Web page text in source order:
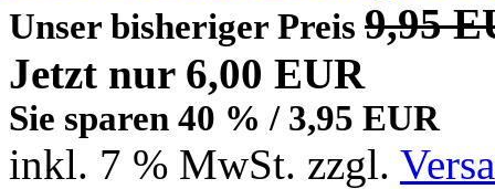
Unser bisheriger Preis 9,95
Jetzt nur 6,00 EUR
Sie sparen 40 % / 3,95 EUR
inkl. 7 % MwSt. zzgl.